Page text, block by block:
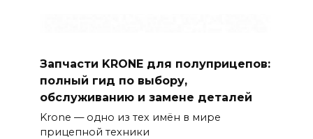
Запчасти KRONE для полуприцепов:
полный гид по выбору,
обслуживанию и замене деталей
Krone — одно из тех имён в мире
прицепной техники